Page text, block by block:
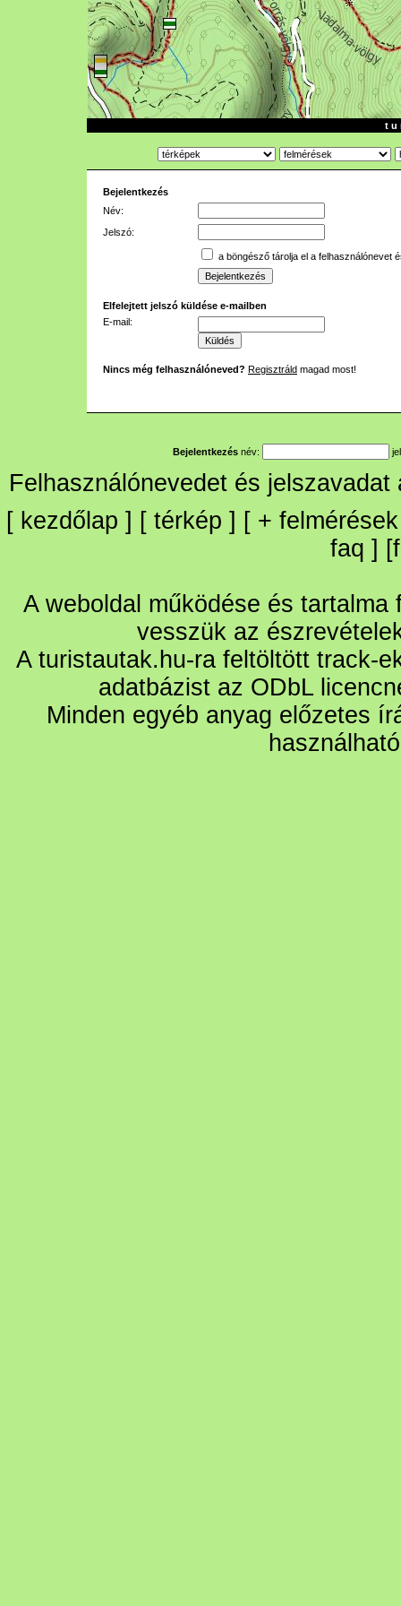
t u
Bejelentkezés
Név:
Jelszó:
a böngésző tárolja el a felhasználónevet
Elfelejtett jelszó küldése e-mailben
E-mail:
Nincs még felhasználóneved? Regisztráld magad most!
Bejelentkezés név:
Felhasználónevedet és
[ kezdőlap ] [ térkép ] [ + felmérések
faq ] [
A weboldal működése és
vesszük az
A turistautak.hu-ra feltöltött track-
adatbázist az ODbL
Minden egyéb anyag előzetes